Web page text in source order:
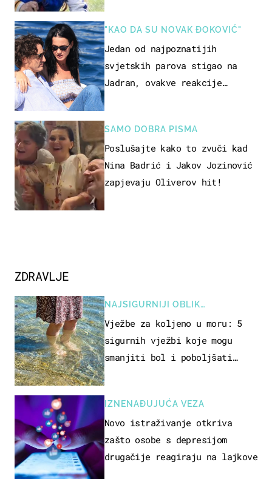
"KAO DA SU NOVAK ĐOKOVIĆ"
Jedan od najpoznatijih
svjetskih parova stigao na
Jadran, ovakve reakcije
SAMO DOBRA PISMA
Poslušajte kako to zvuči kad
Nina Badrić i Jakov Jozinović
zapjevaju Oliverov hit!
ZDRAVLJE
NAJSIGURNIJI OBLIK
REKREACIJE
Vježbe za koljeno u moru: 5
sigurnih vježbi koje mogu
smanjiti bol i poboljšati
IZNENAĐUJUĆA VEZA
Novo istraživanje otkriva
zašto osobe s depresijom
drugačije reagiraju na lajkove